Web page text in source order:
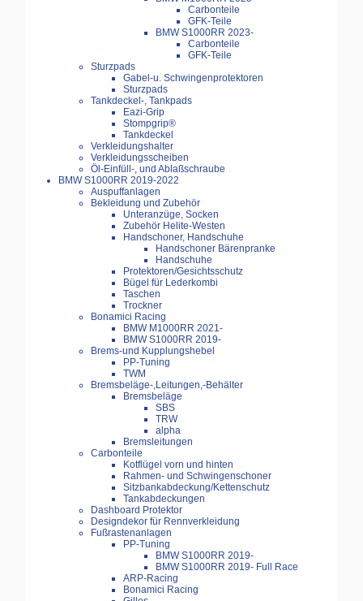
Carbonteile
GFK-Teile
BMW S1000RR 2023-
Carbonteile
GFK-Teile
Sturzpads
Gabel-u. Schwingenprotektoren
Sturzpads
Tankdeckel-, Tankpads
Eazi-Grip
Stompgrip®
Tankdeckel
Verkleidungshalter
Verkleidungsscheiben
Öl-Einfüll-, und Ablaßschraube
BMW S1000RR 2019-2022
Auspuffanlagen
Bekleidung und Zubehör
Unteranzüge, Socken
Zubehör Helite-Westen
Handschoner, Handschuhe
Handschoner Bärenpranke
Handschuhe
Protektoren/Gesichtsschutz
Bügel für Lederkombi
Taschen
Trockner
Bonamici Racing
BMW M1000RR 2021-
BMW S1000RR 2019-
Brems-und Kupplungshebel
PP-Tuning
TWM
Bremsbeläge-,Leitungen,-Behälter
Bremsbeläge
SBS
TRW
alpha
Bremsleitungen
Carbonteile
Kotflügel vorn und hinten
Rahmen- und Schwingenschoner
Sitzbankabdeckung/Kettenschutz
Tankabdeckungen
Dashboard Protektor
Designdekor für Rennverkleidung
Fußrastenanlagen
PP-Tuning
BMW S1000RR 2019-
BMW S1000RR 2019- Full Race
ARP-Racing
Bonamici Racing